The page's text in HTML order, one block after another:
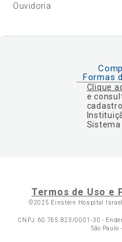
Ouvidoria
Formas
Clique
e
Termos de Uso e
©2025 Einstein Hospital
CNPJ: 60.765.823/0001-30 -
São Paulo